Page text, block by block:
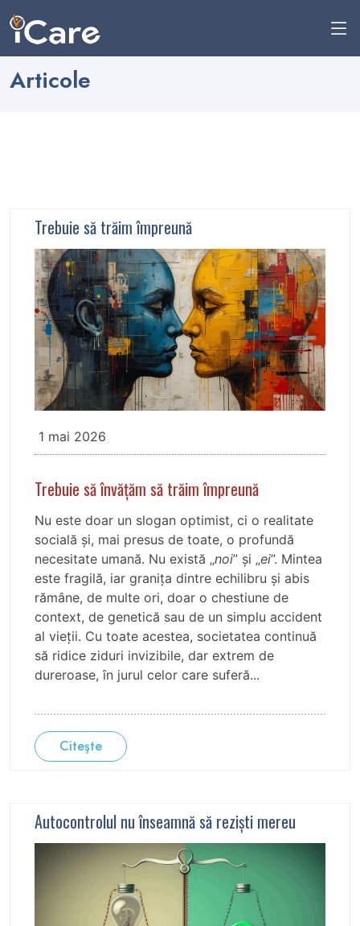
Articole
Trebuie să trăim împreună
1 mai 2026
Trebuie să învățăm să trăim împreună
Nu este doar un slogan optimist, ci o realitate
socială și, mai presus de toate, o profundă
necesitate umană. Nu există „noi” și „ei”. Mintea
este fragilă, iar granița dintre echilibru și abis
rămâne, de multe ori, doar o chestiune de
context, de genetică sau de un simplu accident
al vieții. Cu toate acestea, societatea continuă
să ridice ziduri invizibile, dar extrem de
dureroase, în jurul celor care suferă...
Citeşte
Autocontrolul nu înseamnă să reziști mereu